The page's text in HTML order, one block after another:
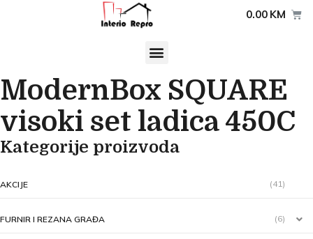
0.00 KM
ModernBox SQUARE
visoki set ladica 450C
Kategorije proizvoda
AKCIJE (41)
FURNIR I REZANA GRAĐA (6)